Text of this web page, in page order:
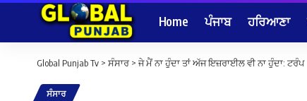
Home ਪੰਜਾਬ ਹਰਿਆਣਾ
Global Punjab Tv > ਸੰਸਾਰ> ਜੇ ਮੈਂ ਨਾ ਹੁੰਦਾ ਤਾਂ ਅੱਜ ਇਜ਼ਰਾਈਲ ਵੀ ਨਾ ਹੁੰਦਾ: ਟਰੰਪ
ਸੰਸਾਰ